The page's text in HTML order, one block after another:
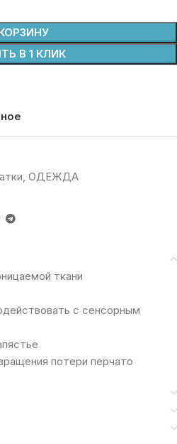
В 1 КЛИК
ОДЕЖДА
ткани
с сенсорным
потери перчато